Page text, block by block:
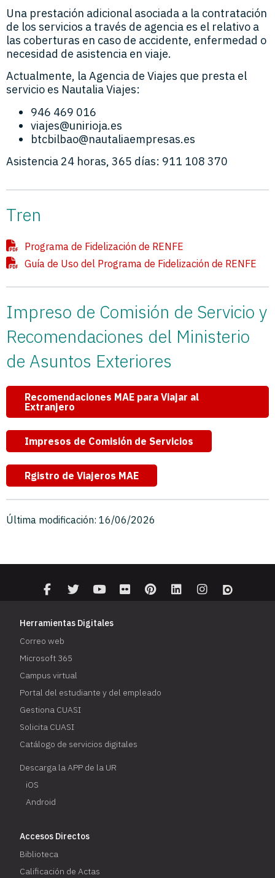
Una prestación adicional asociada a la contratación
de los servicios a través de agencia es el relativo a
las coberturas en caso de accidente, enfermedad o
necesidad de asistencia en viaje.
Actualmente, la Agencia de Viajes que presta el
servicio es Nautalia Viajes:
946 469 016
viajes@unirioja.es
btcbilbao@nautaliaempresas.es
Asistencia 24 horas, 365 días: 911 108 370
Tren
Programa de Fidelización de RENFE
Guía de Uso del Programa de Fidelización de RENFE
Impreso de Comisión de Servicio y
Recomendaciones del Ministerio
de Asuntos Exteriores
Recomendaciones MAE para Viajar al
Extranjero
Impresos de Comisión de Servicios
Rgistro de Viajeros MAE
Última modificación: 16/06/2026
Herramientas Digitales
Correo web
Microsoft 365
Campus virtual
Portal del estudiante y del empleado
Gestiona CUASI
Solicita CUASI
Catálogo de servicios digitales
Descarga la APP de la UR
iOS
Android
Accesos Directos
Biblioteca
Calificación de Actas